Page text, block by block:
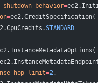
=
=ec2.CreditSpecification(
STANDARD
=2 ,